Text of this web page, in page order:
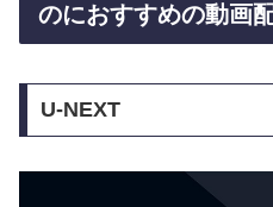
のにおすすめの動画
U-NEXT